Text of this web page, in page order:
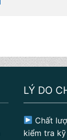
LÝ DO
Chất
kiểm tra